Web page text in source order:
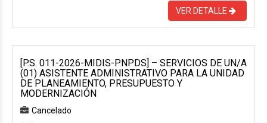
VER DETALLE
[P.S. 011-2026-MIDIS-PNPDS] – SERVICIOS DE UN/A
(01) ASISTENTE ADMINISTRATIVO PARA LA UNIDAD
DE PLANEAMIENTO, PRESUPUESTO Y
MODERNIZACIÓN
Cancelado